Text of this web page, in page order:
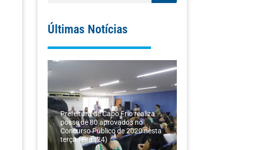
Últimas Notícias
Prefeitura de Cabo Frio realiza
posse de 80 aprovados no
Concurso Público de 2020 nesta
terça-feira (24)